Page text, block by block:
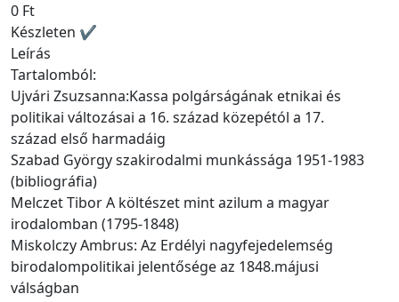
0 Ft
Készleten ✔
Leírás
Tartalomból:
Ujvári Zsuzsanna:Kassa polgárságának etnikai és
politikai változásai a 16. század közepétól a 17.
század első harmadáig
Szabad György szakirodalmi munkássága 1951-1983
(bibliográfia)
Melczet Tibor A költészet mint azilum a magyar
irodalomban (1795-1848)
Miskolczy Ambrus: Az Erdélyi nagyfejedelemség
birodalompolitikai jelentősége az 1848.májusi
válságban